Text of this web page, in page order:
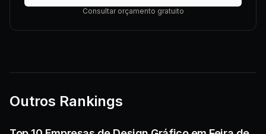
Consultar orçamento gratuito
Outros Rankings